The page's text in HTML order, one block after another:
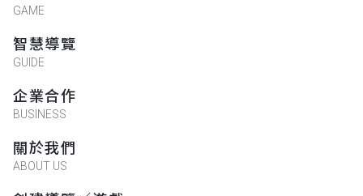
GAME
智慧導覽
GUIDE
企業合作
BUSINESS
關於我們
ABOUT US